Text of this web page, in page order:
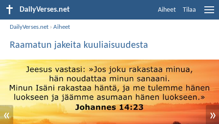
DailyVerses.net Aiheet Tilaa
DailyVerses.net ›Aiheet
Raamatun jakeita kuuliaisuudesta
« »